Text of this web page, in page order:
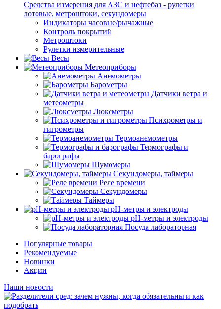
Средства измерения для АЗС и нефтебаз - рулетки
лотовые, метроштоки, секундомеры
Индикаторы часовые/рычажные
Контроль покрытий
Метроштоки
Рулетки измерительные
Весы
Метеоприборы
Анемометры
Барометры
Датчики ветра и
метеометры
Люксметры
Психрометры и
гигрометры
Термоанемометры
Термографы и
барографы
Шумомеры
Секундомеры, таймеры
Реле времени
Секундомеры
Таймеры
pH-метры и электроды
pH-метры и электроды
Посуда лабораторная
Популярные товары
Рекомендуемые
Новинки
Акции
Наши новости